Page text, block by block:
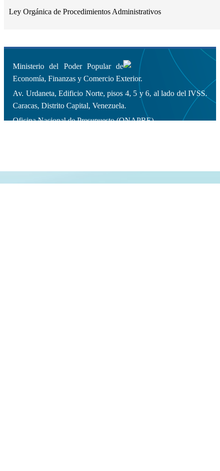
Ley Orgánica de Procedimientos Administrativos
Ministerio del Poder Popular de
Economía, Finanzas y Comercio Exterior.
Av. Urdaneta, Edificio Norte, pisos 4, 5 y 6, al lado del IVSS.
Caracas, Distrito Capital, Venezuela.
Oficina Nacional de Presupuesto (ONAPRE).